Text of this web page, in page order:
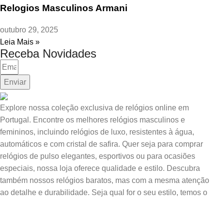
Relogios Masculinos Armani
outubro 29, 2025
Leia Mais »
Receba Novidades
Enviar
Explore nossa coleção exclusiva de relógios online em
Portugal. Encontre os melhores relógios masculinos e
femininos, incluindo relógios de luxo, resistentes à água,
automáticos e com cristal de safira. Quer seja para comprar
relógios de pulso elegantes, esportivos ou para ocasiões
especiais, nossa loja oferece qualidade e estilo. Descubra
também nossos relógios baratos, mas com a mesma atenção
ao detalhe e durabilidade. Seja qual for o seu estilo, temos o